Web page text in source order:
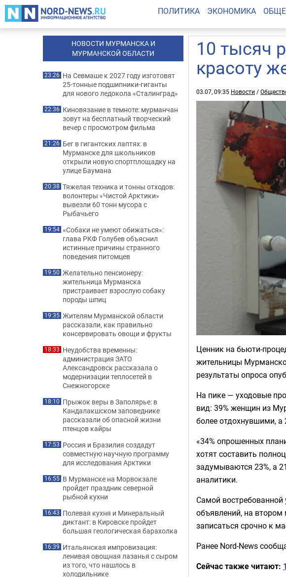
ПОЛИТИКА ЭКОНОМИКА
10 тысяч
красоту
03.07, 09:35 Новости /
Ценник на бьюти-
жительницы
результаты опроса
На пике — уходовые
вид: 39% женщин из
более отдохнувшими, а
«34% опрошенных
хотят составить
задумываются 23%, а
аналитики.
Самой востребованной
объявлений, на
записаться срочно к
Ранее Nord-News
Сейчас также читают:
НОВОСТИ МУРМАНСКА И
МУРМАНСКОЙ ОБЛАСТИ
23:26 На Севмаше к 2027 году изготовят
25-тонные подшипники-гиганты
для нового ледокола «Сталинград»
22:36 Киновязание в темноте: мурманчан
зовут на бесплатный творческий
вечер с просмотром фильма
21:26 Бег в гигантских лаптях: в
Мурманске для школьников
открыли новую спортплощадку на
улице Баумана
20:38 Тяжелая техника и тонны отходов:
волонтеры «Чистой Арктики»
вывезли 60 тонн мусора с
Рыбачьего
19:54 «Собаки не умеют обижаться»:
глава РКФ Голубев объяснил
истинные причины странного
поведения питомцев
19:50 Желательно пенсионеру:
жительница Мурманска
пристраивает взрослую собаку
породы шпиц
19:35 Жителям Мурманской области
рассказали, как правильно
консервировать овощи и фрукты
18:33 Неудобства временны:
администрация ЗАТО
Александровск рассказала о
модернизации теплосетей в
Снежногорске
18:10 Прыжок веры в Заполярье: в
Кандалакшском заповеднике
рассказали об опасной жизни
птенцов кайры
17:53 Россия и Бразилия создадут
совместную научную программу
для исследования Арктики
16:55 В Мурманске на Морвокзале
пройдет праздник северной
рыбной кухни
16:43 Полевая кухня и Минеральный
диктант: в Кировске пройдет
большая геологическая барахолка
16:39 Итальянская импровизация:
ленивая овощная лазанья с сыром
из того, что нашлось в
холодильнике